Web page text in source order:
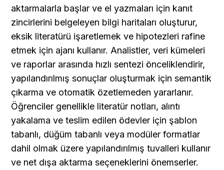
aktarmalarla başlar ve el yazmaları için kanıt
zincirlerini belgeleyen bilgi haritaları oluşturur,
eksik literatürü işaretlemek ve hipotezleri rafine
etmek için ajanı kullanır. Analistler, veri kümeleri
ve raporlar arasında hızlı sentezi önceliklendirir,
yapılandırılmış sonuçlar oluşturmak için semantik
çıkarma ve otomatik özetlemeden yararlanır.
Öğrenciler genellikle literatür notları, alıntı
yakalama ve teslim edilen ödevler için şablon
tabanlı, düğüm tabanlı veya modüler formatlar
dahil olmak üzere yapılandırılmış tuvalleri kullanır
ve net dışa aktarma seçeneklerini önemserler.